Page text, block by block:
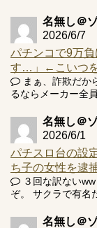
Powered by
名無し＠
2026/6/7
パチンコで9万
す…」←こいつを
まぁ、詐欺だか
るならメーカー全
名無し＠
2026/6/1
パチスロ台の設
ち子の女性を逮
３回な訳ない
ぞ。 サクラで有名
名無し＠